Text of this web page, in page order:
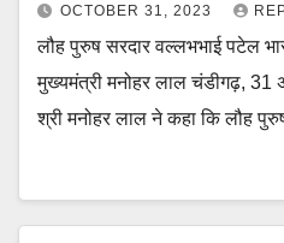
OCTOBER 31, 2023
लौह पुरुष सरदार वल्लभभाई पटेल
मुख्यमंत्री मनोहर लाल चंडीगढ़, 31
श्री मनोहर लाल ने कहा कि लौह